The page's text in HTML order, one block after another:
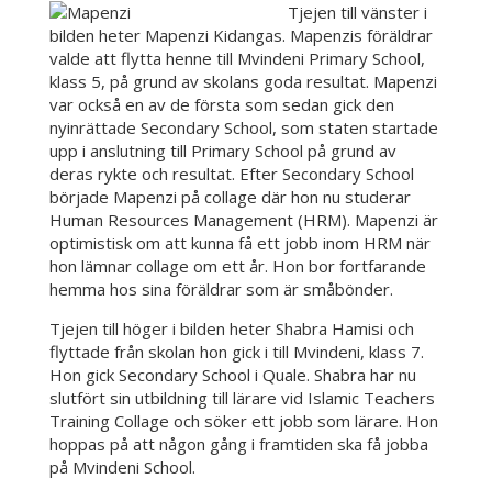
Tjejen till vänster i
bilden heter Mapenzi Kidangas. Mapenzis föräldrar
valde att flytta henne till Mvindeni Primary School,
klass 5, på grund av skolans goda resultat. Mapenzi
var också en av de första som sedan gick den
nyinrättade Secondary School, som staten startade
upp i anslutning till Primary School på grund av
deras rykte och resultat. Efter Secondary School
började Mapenzi på collage där hon nu studerar
Human Resources Management (HRM). Mapenzi är
optimistisk om att kunna få ett jobb inom HRM när
hon lämnar collage om ett år. Hon bor fortfarande
hemma hos sina föräldrar som är småbönder.
Tjejen till höger i bilden heter Shabra Hamisi och
flyttade från skolan hon gick i till Mvindeni, klass 7.
Hon gick Secondary School i Quale. Shabra har nu
slutfört sin utbildning till lärare vid Islamic Teachers
Training Collage och söker ett jobb som lärare. Hon
hoppas på att någon gång i framtiden ska få jobba
på Mvindeni School.